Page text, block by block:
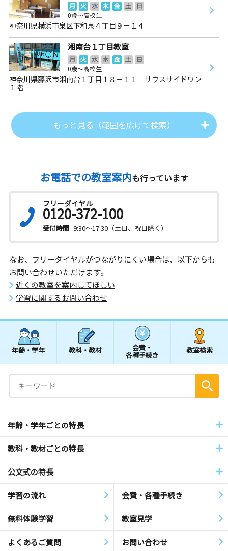
月 火 水 木 金 土
日
0歳～高校生
神奈川県横浜市泉区下和泉４丁目９－１４
湘南台１丁目教室
月 火 水 木 金 土
日
0歳～高校生
神奈川県藤沢市湘南台１丁目１８－１１ サウスサイドワン
１階
もっと見る（範囲を広げて検索）
お電話での教室案内も行っています
フリーダイヤル
0120-372-100
受付時間 9:30～17:30（土日、祝日除く）
なお、フリーダイヤルがつながりにくい場合は、以下からも
お問い合わせいただけます。
近くの教室を案内してほしい
学習に関するお問い合わせ
年齢・学年 教科・教材 会費・
各種手続き
教室検索
年齢・学年ごとの特長
教科・教材ごとの特長
公文式の特長
学習の流れ 会費・各種手続き
無料体験学習 教室見学
よくあるご質問 お問い合わせ